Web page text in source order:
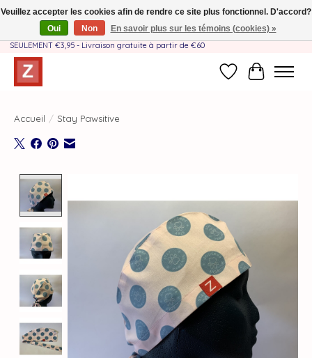
Fait à la main par une équipe mère-fille❤️ - Frais de livraison BE & NL
SEULEMENT €3,95 - Livraison gratuite à partir de €60
Liste dePanier
Accueil / Stay Pawsitive
Veuillez accepter les cookies afin de rendre ce site plus fonctionnel. D'accord?
Oui
Non En savoir plus sur les témoins (cookies) »